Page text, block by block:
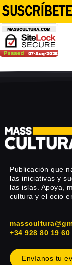
Publicación que
las iniciativas y
las islas. Apoya,
cultura y el ocio
+34 928 80 19 60
Envíanos tu